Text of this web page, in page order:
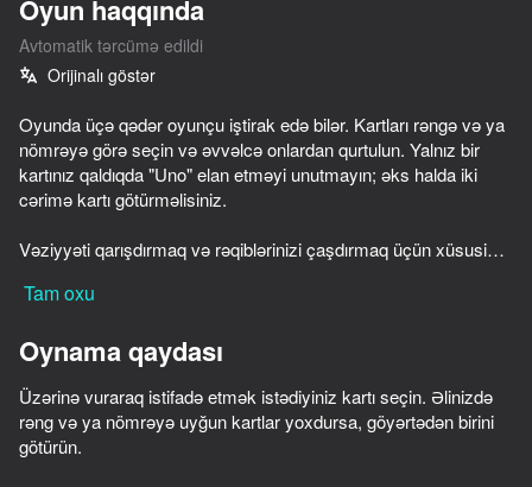
Oyun yalnız üfüqi
OYNA
61
Oyun haqqında
Avtomatik tərcümə edildi
Orijinalı göstər
Oyunda üçə qədər oyunçu iştirak edə bilər. Kartları rəngə və ya
nömrəyə görə seçin və əvvəlcə onlardan qurtulun. Yalnız bir
kartınız qaldıqda "Uno" elan etməyi unutmayın; əks halda iki
cərimə kartı götürməlisiniz.
Vəziyyəti qarışdırmaq və rəqiblərinizi çaşdırmaq üçün xüsusi
Tam oxu
Oynama qaydası
Üzərinə vuraraq istifadə etmək istədiyiniz kartı seçin. Əlinizdə
rəng və ya nömrəyə uyğun kartlar yoxdursa, göyərtədən birini
götürün.